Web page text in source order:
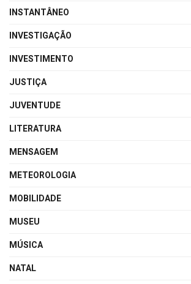
INSTANTÂNEO
INVESTIGAÇÃO
INVESTIMENTO
JUSTIÇA
JUVENTUDE
LITERATURA
MENSAGEM
METEOROLOGIA
MOBILIDADE
MUSEU
MÚSICA
NATAL